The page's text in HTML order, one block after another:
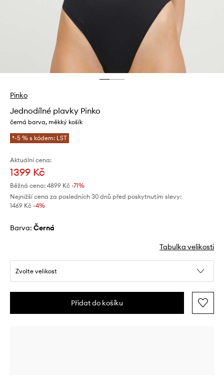
Pinko
Jednodílné plavky Pinko
černá barva, měkký košík
*-5 % s kódem: LST
Aktuální cena:
1399 Kč
Běžná cena: 4899 Kč -71%
Nejnižší cena za posledních 30 dnů před poskytnutím slevy:
1469 Kč -4%
Barva: černá
Tabulka velikosti
Zvolte velikost
Přidat do košíku